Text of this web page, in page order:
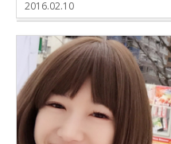
2016.02.10